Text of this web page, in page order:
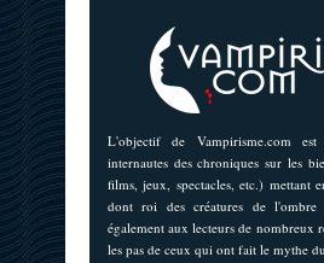
L'objectif de Vampirisme.com
internautes des chroniques sur les
films, jeux, spectacles, etc.) mettant
dont roi des créatures de
également aux lecteurs de nombreux
les pas de ceux qui ont fait le mythe